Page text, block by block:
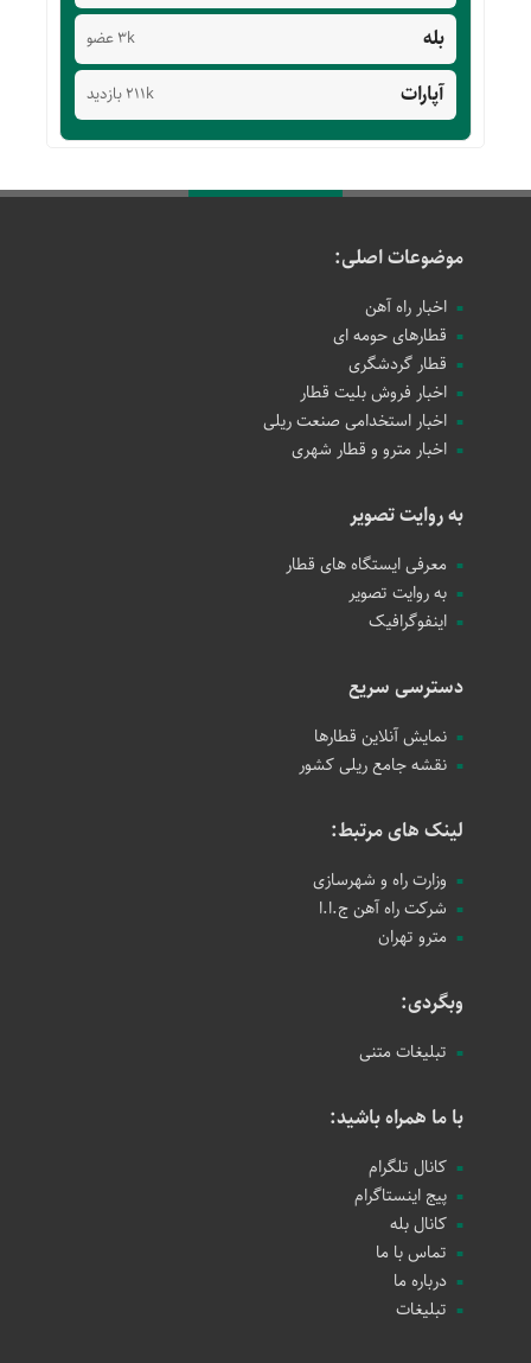
بله 3k عضو
آپارات 211k بازدید
موضوعات اصلی:
اخبار راه آهن
قطارهای حومه ای
قطار گردشگری
اخبار فروش بلیت قطار
اخبار استخدامی صنعت ریلی
اخبار مترو و قطار شهری
به روایت تصویر
معرفی ایستگاه های قطار
به روایت تصویر
اینفوگرافیک
دسترسی سریع
نمایش آنلاین قطارها
نقشه جامع ریلی کشور
لینک های مرتبط:
وزارت راه و شهرسازی
شرکت راه آهن ج.ا.ا
مترو تهران
وبگردی:
تبلیغات متنی
با ما همراه باشید:
کانال تلگرام
پیج اینستاگرام
کانال بله
تماس با ما
درباره ما
تبلیغات